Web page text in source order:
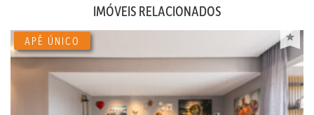
IMÓVEIS RELACIONADOS